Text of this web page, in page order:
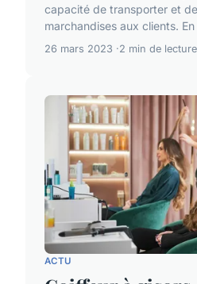
capacité de transporter et
marchandises aux clients.
26 mars 2023 2 min de lecture
ACTU